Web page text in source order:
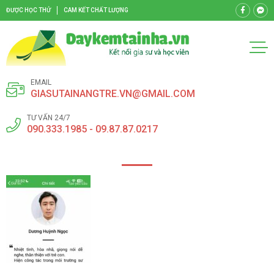
ĐƯỢC HỌC THỬ CAM KẾT CHẤT LƯỢNG
EMAIL
GIASUTAINANGTRE.VN@GMAIL.COM
TƯ VẤN 24/7
090.333.1985 - 09.87.87.0217